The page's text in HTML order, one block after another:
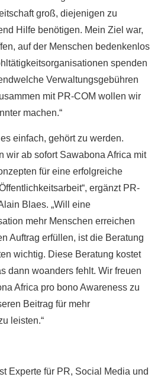
groß, diejenigen zu
Hilfe benötigen. Mein Ziel war,
auf der Menschen bedenkenlos
spenden
Verwaltungsgebühren
mit PR-COM wollen wir
machen.“
einfach, gehört zu werden.
wir ab sofort Sawabona Africa mit
für eine erfolgreiche
ergänzt PR-
Blaes. „Will eine
mehr Menschen erreichen
Auftrag erfüllen, ist die Beratung
wichtig. Diese Beratung kostet
dann woanders fehlt. Wir freuen
Africa pro bono Awareness zu
Beitrag für mehr
leisten.“
Experte für PR, Social Media und